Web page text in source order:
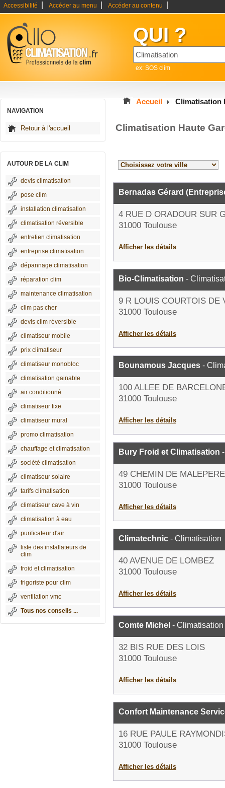
Accessibilité Accéder au menu Accéder au contenu
QUI ?
ex: SOS clim
NAVIGATION
Retour à l'accueil
AUTOUR DE LA CLIM
devis climatisation
pose clim
installation climatisation
climatisation réversible
entretien climatisation
entreprise climatisation
dépannage climatisation
réparation clim
maintenance climatisation
clim pas cher
devis clim réversible
climatiseur mobile
prix climatiseur
climatiseur monobloc
climatisation gainable
air conditionné
climatiseur fixe
climatiseur mural
promo climatisation
chauffage et climatisation
société climatisation
climatiseur solaire
tarifs climatisation
climatiseur cave à vin
climatisation à eau
purificateur d'air
liste des installateurs de
clim
froid et climatisation
frigoriste pour clim
ventilation vmc
Tous nos conseils ...
Accueil Climatisation
Climatisation Haute
Bernadas Gérard
4 RUE D ORADOUR SUR
31000 Toulouse
Afficher les détails
Bio-Climatisation -
9 R LOUIS COURTOIS DE
31000 Toulouse
Afficher les détails
Bounamous Jacques -
100 ALLEE DE
31000 Toulouse
Afficher les détails
Bury Froid et Climatisation
49 CHEMIN DE MALEPERE
31000 Toulouse
Afficher les détails
Climatechnic - Climatisation
40 AVENUE DE LOMBEZ
31000 Toulouse
Afficher les détails
Comte Michel - Climatisation
32 BIS RUE DES LOIS
31000 Toulouse
Afficher les détails
Confort Maintenance
16 RUE PAULE
31000 Toulouse
Afficher les détails